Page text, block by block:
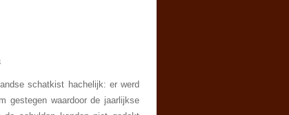
schatkist hachelijk: er werd
gestegen waardoor de jaarlijkse